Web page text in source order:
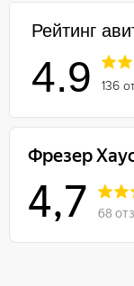
Рейтинг
4.9 136